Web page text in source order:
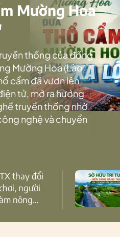
Mường Hoa
thống của đồng
Mường Hoa (Lào
cẩm đã vươn lên
tử, mở ra hướng
truyền thống nhờ
nghệ và chuyển
người
nông